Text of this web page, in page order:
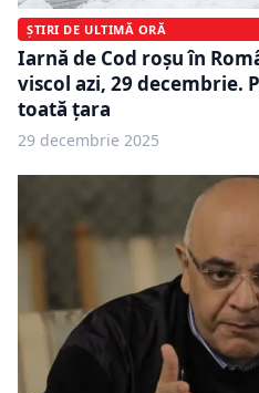
ȘTIRI DE ULTIMĂ ORĂ
Iarnă de Cod roșu în
viscol azi, 29 decembrie.
toată țara
29 decembrie 2025